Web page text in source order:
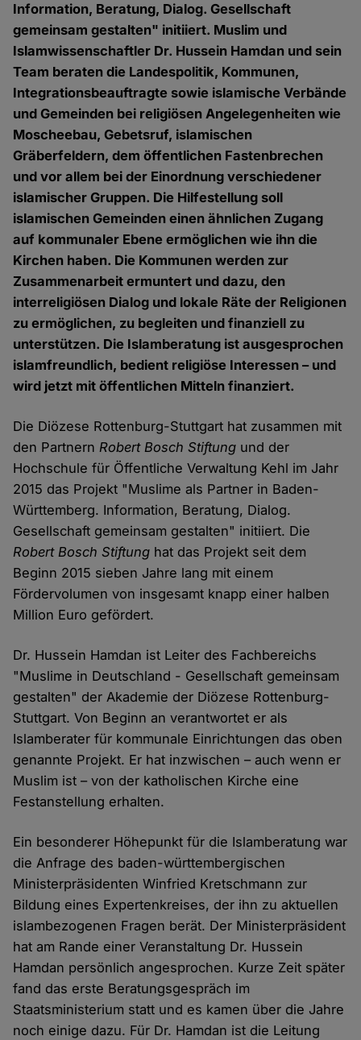
Information, Beratung, Dialog. Gesellschaft
gemeinsam gestalten" initiiert. Muslim und
Islamwissenschaftler Dr. Hussein Hamdan und sein
Team beraten die Landespolitik, Kommunen,
Integrationsbeauftragte sowie islamische Verbände
und Gemeinden bei religiösen Angelegenheiten wie
Moscheebau, Gebetsruf, islamischen
Gräberfeldern, dem öffentlichen Fastenbrechen
und vor allem bei der Einordnung verschiedener
islamischer Gruppen. Die Hilfestellung soll
islamischen Gemeinden einen ähnlichen Zugang
auf kommunaler Ebene ermöglichen wie ihn die
Kirchen haben. Die Kommunen werden zur
Zusammenarbeit ermuntert und dazu, den
interreligiösen Dialog und lokale Räte der Religionen
zu ermöglichen, zu begleiten und finanziell zu
unterstützen. Die Islamberatung ist ausgesprochen
islamfreundlich, bedient religiöse Interessen – und
wird jetzt mit öffentlichen Mitteln finanziert.
Die Diözese Rottenburg-Stuttgart hat zusammen mit
den PartnernRobert Bosch Stiftung und der
Hochschule für Öffentliche Verwaltung Kehl im Jahr
2015 das Projekt "Muslime als Partner in Baden-
Württemberg. Information, Beratung, Dialog.
Gesellschaft gemeinsam gestalten" initiiert. Die
Robert Bosch Stiftung hat das Projekt seit dem
Beginn 2015 sieben Jahre lang mit einem
Fördervolumen von insgesamt knapp einer halben
Million Euro gefördert.
Dr. Hussein Hamdan ist Leiter des Fachbereichs
"Muslime in Deutschland - Gesellschaft gemeinsam
gestalten" der Akademie der Diözese Rottenburg-
Stuttgart. Von Beginn an verantwortet er als
Islamberater für kommunale Einrichtungen das oben
genannte Projekt. Er hat inzwischen – auch wenn er
Muslim ist – von der katholischen Kirche eine
Festanstellung erhalten.
Ein besonderer Höhepunkt für die Islamberatung war
die Anfrage des baden-württembergischen
Ministerpräsidenten Winfried Kretschmann zur
Bildung eines Expertenkreises, der ihn zu aktuellen
islambezogenen Fragen berät. Der Ministerpräsident
hat am Rande einer Veranstaltung Dr. Hussein
Hamdan persönlich angesprochen. Kurze Zeit später
fand das erste Beratungsgespräch im
Staatsministerium statt und es kamen über die Jahre
noch einige dazu. Für Dr. Hamdan ist die Leitung